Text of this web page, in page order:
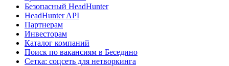
Безопасный HeadHunter
HeadHunter API
Партнерам
Инвесторам
Каталог компаний
Поиск по вакансиям в Беседино
Сетка: соцсеть для нетворкинга